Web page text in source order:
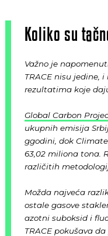
Koliko su
Važno je
TRACE nisu jedine,
rezultatima koje
Global Carbon
ukupnih emisija
ggodini, dok
63,02 miliona tona.
različitih
Možda najveća
ostale gasove
azotni suboksid i
TRACE pokušava